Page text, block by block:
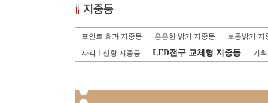
포인트 효과 지중등 은은한 밝기 지중등
보통밝기 지
사각ㅣ선형 지중등
LED전구 교체형 지중등 기